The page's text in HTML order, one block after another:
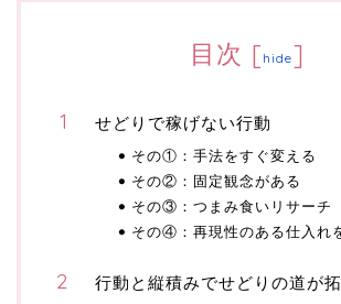
目次 [ hide]
せどりで稼げない行動
その①：手法をすぐ変える
その②：固定観念がある
その③：つまみ食いリサーチ
その④：再現性のある仕入れ
行動と縦積みでせどりの道が